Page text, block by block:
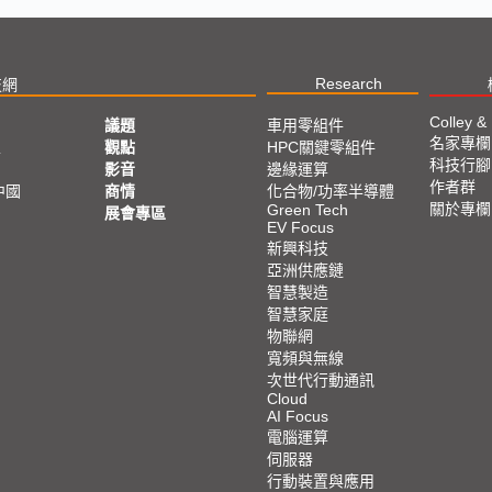
Research
國
議題
觀點
影音
商情
展會專區
車用零組件
HPC關鍵零組件
邊緣運算
化合物/功率半導體
Green Tech
EV Focus
新興科技
亞洲供應鏈
智慧製造
智慧家庭
物聯網
寬頻與無線
次世代行動通訊
Cloud
AI Focus
電腦運算
伺服器
行動裝置與應用
Colley &
名家專欄
科技行腳
作者群
關於專欄